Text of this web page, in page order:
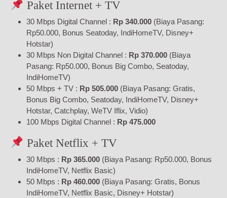
Paket Internet + TV
30 Mbps Digital Channel : Rp 340.000 (Biaya Pasang:
Rp50.000, Bonus Seatoday, IndiHomeTV, Disney+
Hotstar)
30 Mbps Non Digital Channel : Rp 370.000 (Biaya
Pasang: Rp50.000, Bonus Big Combo, Seatoday,
IndiHomeTV)
50 Mbps + TV : Rp 505.000 (Biaya Pasang: Gratis,
Bonus Big Combo, Seatoday, IndiHomeTV, Disney+
Hotstar, Catchplay, WeTV Iflix, Vidio)
100 Mbps Digital Channel : Rp 475.000
Paket Netflix + TV
30 Mbps : Rp 365.000 (Biaya Pasang: Rp50.000, Bonus
IndiHomeTV, Netflix Basic)
50 Mbps : Rp 460.000 (Biaya Pasang: Gratis, Bonus
IndiHomeTV, Netflix Basic, Disney+ Hotstar)